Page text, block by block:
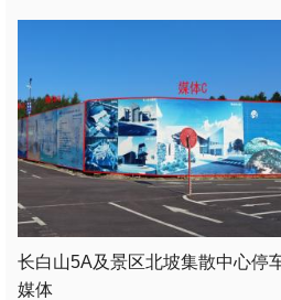
长白山5A及景区北坡集散中心停
媒体